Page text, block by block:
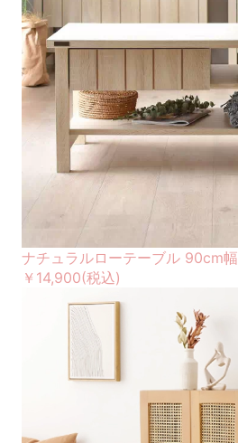
ナチュラルローテーブル 90cm幅
￥14,900(税込)